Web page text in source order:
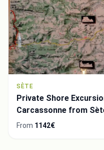
SÈTE
Private Shore
Carcassonne from
From 1142€